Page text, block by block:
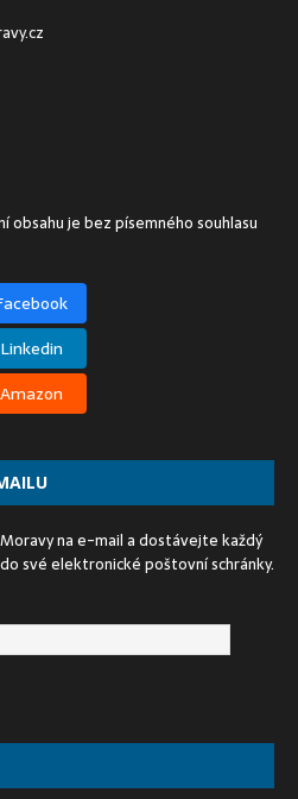
obsahu je bez písemného souhlasu
na e-mail a dostávejte každý
své elektronické poštovní schránky.